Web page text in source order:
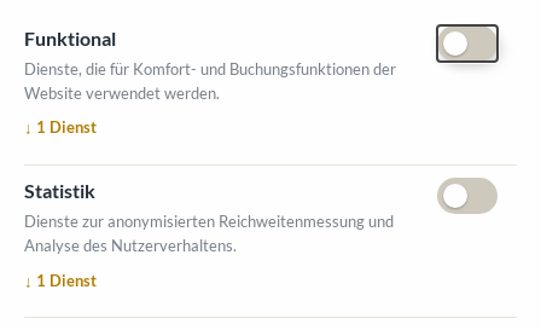
ÖFFNUNGSZEITEN MESSE
2. Oktober 2026, 9-16 Uhr
VERANSTALTUNGSORT
Salzburger Messe
Messezentrum 1
5020 Salzburg
Funktional
Dienste, die für Komfort- und Buchungsfunktionen der
Website verwendet werden.
↓ 1 Dienst
Statistik
Dienste zur anonymisierten Reichweitenmessung und
Analyse des Nutzerverhaltens.
↓ 1 Dienst